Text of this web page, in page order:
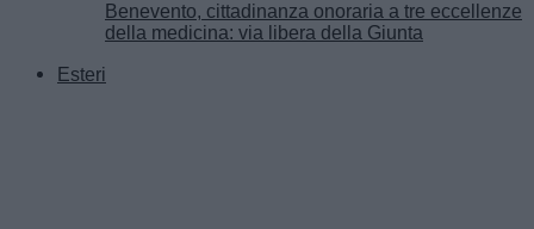
Benevento, cittadinanza onoraria a tre eccellenze
della medicina: via libera della Giunta
Esteri